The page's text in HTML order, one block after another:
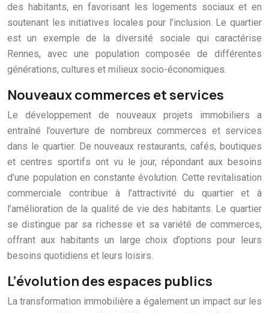
des habitants, en favorisant les logements sociaux et en
soutenant les initiatives locales pour l’inclusion. Le quartier
est un exemple de la diversité sociale qui caractérise
Rennes, avec une population composée de différentes
générations, cultures et milieux socio-économiques.
Nouveaux commerces et services
Le développement de nouveaux projets immobiliers a
entraîné l’ouverture de nombreux commerces et services
dans le quartier. De nouveaux restaurants, cafés, boutiques
et centres sportifs ont vu le jour, répondant aux besoins
d’une population en constante évolution. Cette revitalisation
commerciale contribue à l’attractivité du quartier et à
l’amélioration de la qualité de vie des habitants. Le quartier
se distingue par sa richesse et sa variété de commerces,
offrant aux habitants un large choix d’options pour leurs
besoins quotidiens et leurs loisirs.
L’évolution des espaces publics
La transformation immobilière a également un impact sur les